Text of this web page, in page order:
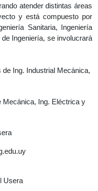
atender distintas áreas
y está compuesto por
Sanitaria, Ingeniería
de Ingeniería, se involucrará
de Ing. Industrial Mecánica,
Mecánica, Ing. Eléctrica y
Usera